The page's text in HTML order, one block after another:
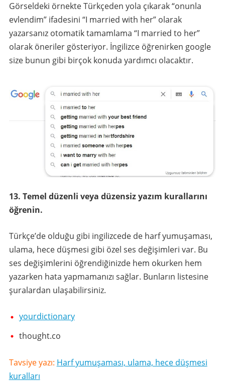
Görseldeki örnekte Türkçeden yola çıkarak “onunla
evlendim” ifadesini “I married with her” olarak
yazarsanız otomatik tamamlama “I married to her”
olarak öneriler gösteriyor. İngilizce öğrenirken google
size bunun gibi birçok konuda yardımcı olacaktır.
13. Temel düzenli veya düzensiz yazım kurallarını
öğrenin.
Türkçe’de olduğu gibi ingilizcede de harf yumuşaması,
ulama, hece düşmesi gibi özel ses değişimleri var. Bu
ses değişimlerini öğrendiğinizde hem okurken hem
yazarken hata yapmamanızı sağlar. Bunların listesine
şuralardan ulaşabilirsiniz.
yourdictionary
thought.co
Tavsiye yazı: Harf yumuşaması, ulama, hece düşmesi
kuralları